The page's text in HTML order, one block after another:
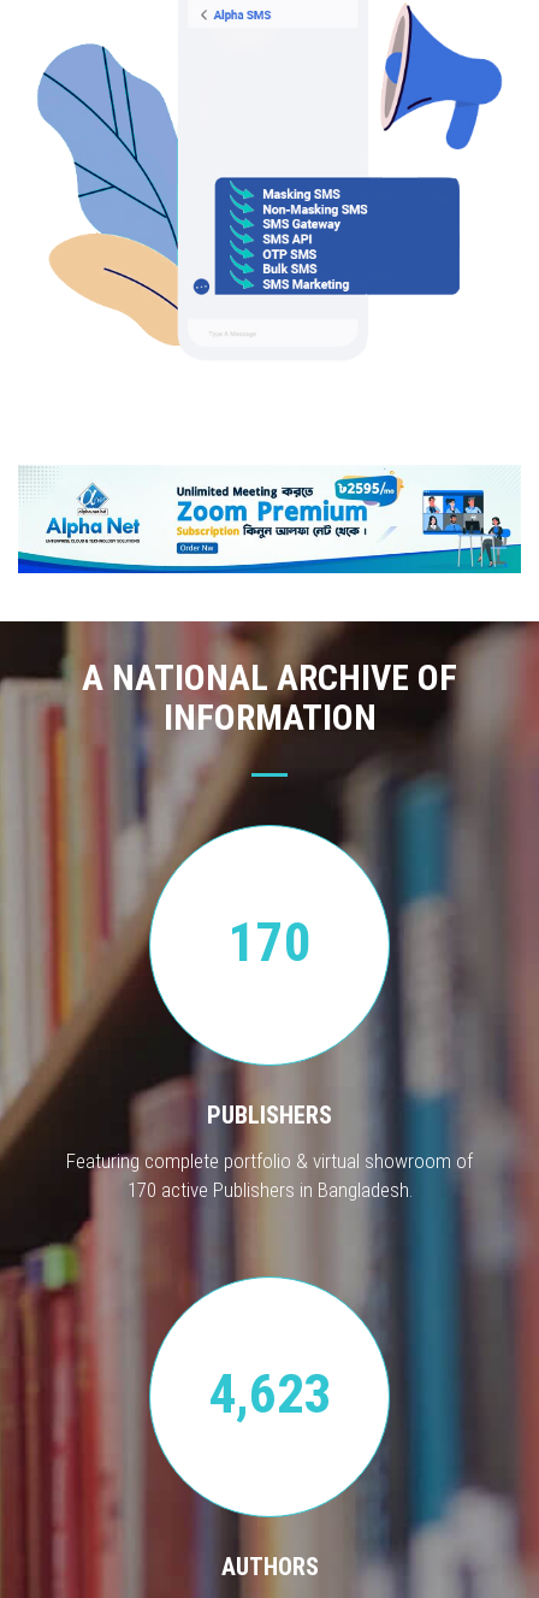
A NATIONAL ARCHIVE OF
INFORMATION
170
PUBLISHERS
Featuring complete portfolio & virtual showroom of
170 active Publishers in Bangladesh.
4,623
AUTHORS